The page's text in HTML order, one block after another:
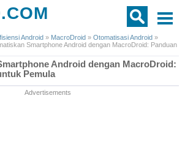
Android » MacroDroid » Otomatisasi Android »
Smartphone Android dengan MacroDroid: Panduan
Android dengan MacroDroid:
Pemula
Advertisements